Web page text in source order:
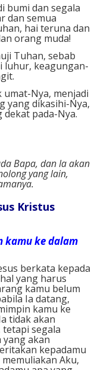
bumi dan segala
dan semua
hai teruna dan
orang muda!
Tuhan, sebab
luhur, keagungan-
Nya, menjadi
yang dikasihi-Nya,
pada-Nya.
Bapa, dan Ia akan
yang lain,
Kristus
kamu ke dalam
berkata kepada
yang harus
kamu belum
Ia datang,
kamu ke
tidak akan
segala
akan
kepadamu
Aku,